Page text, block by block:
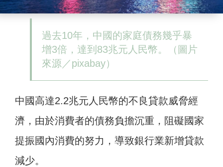
過去10年，中國的家庭債務幾乎暴
增3倍，達到83兆元人民幣。（圖片
來源／pixabay）
中國高達2.2兆元人民幣的不良貸款威脅經
濟，由於消費者的債務負擔沉重，阻礙國家
提振國內消費的努力，導致銀行業新增貸款
減少。